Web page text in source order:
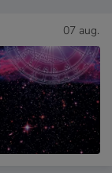
07 aug.